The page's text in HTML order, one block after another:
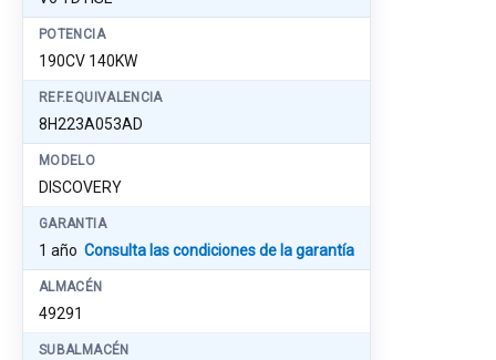
POTENCIA
190CV 140KW
REF.EQUIVALENCIA
8H223A053AD
MODELO
DISCOVERY
GARANTIA
1 año Consulta las condiciones de la garantía
ALMACÉN
49291
SUBALMACÉN